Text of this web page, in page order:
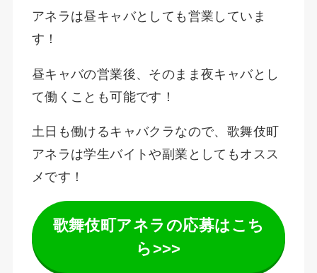
アネラは昼キャバとしても営業していま
す！
昼キャバの営業後、そのまま夜キャバとし
て働くことも可能です！
土日も働けるキャバクラなので、歌舞伎町
アネラは学生バイトや副業としてもオスス
メです！
歌舞伎町アネラの応募はこち
ら>>>